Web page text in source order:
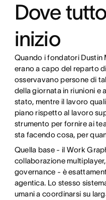
Dove
inizio
Quando i fondatori Dustin
erano a capo del reparto
osservavano persone di
della giornata in riunioni e
stato, mentre il lavoro
piano rispetto al lavoro
strumento per fornire ai
sta facendo cosa, per
Quella base - il Work
collaborazione
governance - è
agentica. Lo stesso
umani a coordinarsi su